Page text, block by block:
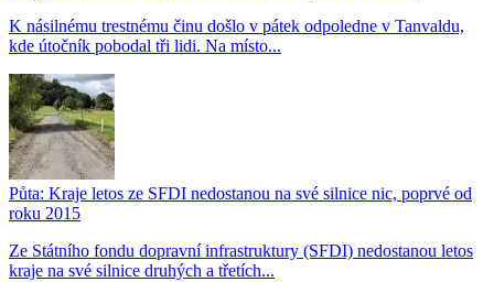
K násilnému trestnému činu došlo v pátek odpoledne v Tanvaldu,
kde útočník pobodal tři lidi. Na místo...
Půta: Kraje letos ze SFDI nedostanou na své silnice nic, poprvé od
roku 2015
Ze Státního fondu dopravní infrastruktury (SFDI) nedostanou letos
kraje na své silnice druhých a třetích...